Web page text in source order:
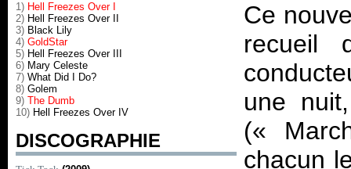
1) Hell Freezes Over I
2) Hell Freezes Over II
3) Black Lily
4) GoldStar
5) Hell Freezes Over III
6) Mary Celeste
7) What Did I Do?
8) Golem
9) The Dumb
10) Hell Freezes Over IV
DISCOGRAPHIE
Ce
recueil
une
(«
chacun